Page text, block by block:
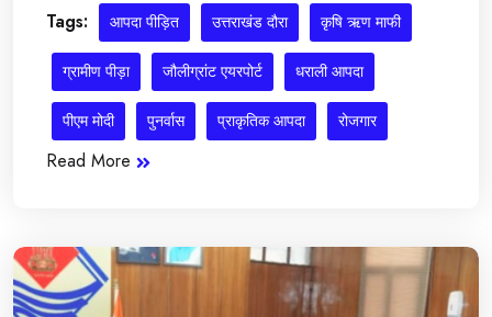
Tags: आपदा पीड़ित उत्तराखंड दौरा कृषि ऋण माफी
ग्रामीण पीड़ा जौलीग्रांट एयरपोर्ट धराली आपदा
पीएम मोदी पुनर्वास प्राकृतिक आपदा रोजगार
Read More